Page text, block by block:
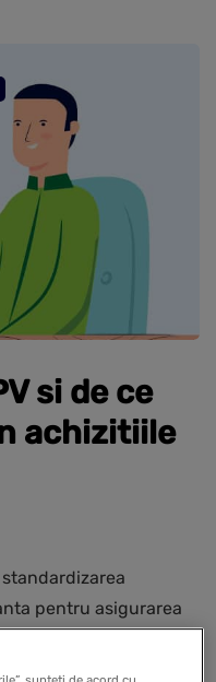
si de ce
achizitiile
pentru asigurarea